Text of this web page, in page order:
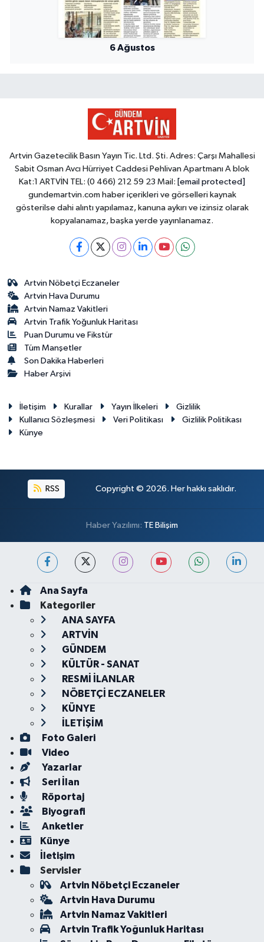
6 Ağustos
Artvin Gazetecilik Basın Yayın Tic. Ltd. Şti. Adres: Çarşı Mahallesi
Sabit Osman Avcı Hürriyet Caddesi Pehlivan Apartmanı A blok
Kat:1 ARTVİN TEL: (0 466) 212 59 23 Mail: [email protected]
gundemartvin.com haber içerikleri ve görselleri kaynak
gösterilse dahi alıntı yapılamaz, kanuna aykırı ve izinsiz olarak
kopyalanamaz, başka yerde yayınlanamaz.
Artvin Nöbetçi Eczaneler
Artvin Hava Durumu
Artvin Namaz Vakitleri
Artvin Trafik Yoğunluk Haritası
Puan Durumu ve Fikstür
Tüm Manşetler
Son Dakika Haberleri
Haber Arşivi
İletişim Kurallar Yayın İlkeleri
Gizlilik
Kullanıcı Sözleşmesi
Veri Politikası
Gizlilik Politikası
Künye
RSS Copyright © 2026. Her hakkı saklıdır.
Haber Yazılımı: TE Bilişim
Ana Sayfa
Kategoriler
ANA SAYFA
ARTVİN
GÜNDEM
KÜLTÜR - SANAT
RESMİ İLANLAR
NÖBETÇİ ECZANELER
KÜNYE
İLETİŞİM
Foto Galeri
Video
Yazarlar
Seri İlan
Röportaj
Biyografi
Anketler
Künye
İletişim
Servisler
Artvin Nöbetçi Eczaneler
Artvin Hava Durumu
Artvin Namaz Vakitleri
Artvin Trafik Yoğunluk Haritası